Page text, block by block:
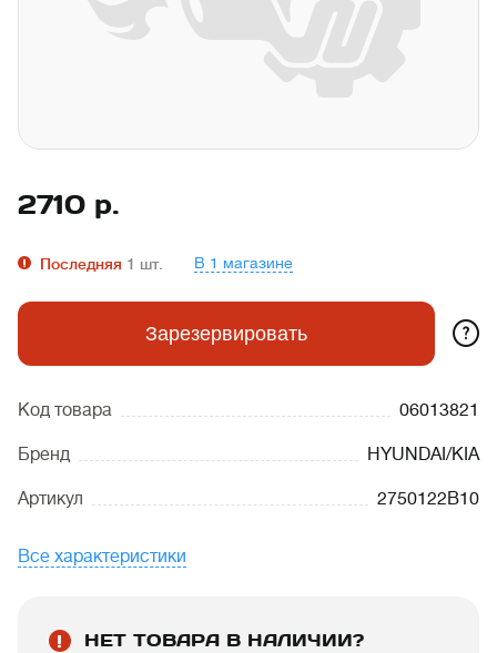
2710 р.
Последняя 1 шт. В 1 магазине
Зарезервировать ?
Код товара 06013821
Бренд HYUNDAI/KIA
Артикул 2750122B10
Все характеристики
НЕТ ТОВАРА В НАЛИЧИИ?